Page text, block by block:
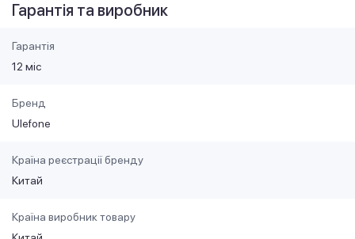
Гарантія та виробник
Гарантія
12 міс
Бренд
Ulefone
Країна реєстрації бренду
Китай
Країна виробник товару